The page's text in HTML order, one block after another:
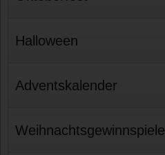
Halloween
Adventskalender
Weihnachtsgewinnspiele